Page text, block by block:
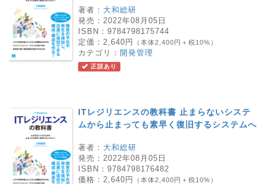
著者： 大和総研
発売： 2022年08月05日
ISBN： 9784798175744
定価： 2,640円 （本体2,400円＋税10%）
カテゴリ： 開発管理
正誤あり
ITレジリエンスの教科書 止まらないシステ
ムから止まっても素早く復旧するシステムへ
著者： 大和総研
発売： 2022年08月05日
ISBN： 9784798176482
価格： 2,640円 （本体2,400円＋税10%）